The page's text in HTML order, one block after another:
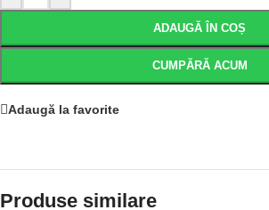
ADAUGĂ ÎN COȘ
CUMPĂRĂ ACUM
Adaugă la favorite
Produse similare